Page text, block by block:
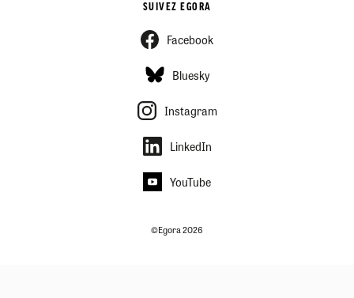
SUIVEZ EGORA
Facebook
Bluesky
Instagram
LinkedIn
YouTube
©Egora 2026